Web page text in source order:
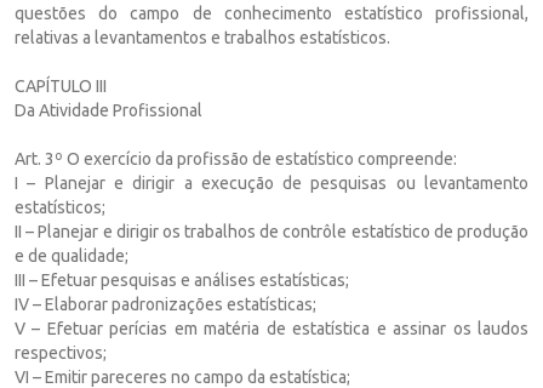
questões do campo de conhecimento estatístico profissional,
relativas a levantamentos e trabalhos estatísticos.
CAPÍTULO III
Da Atividade Profissional
Art. 3º O exercício da profissão de estatístico compreende:
I – Planejar e dirigir a execução de pesquisas ou levantamento
estatísticos;
II – Planejar e dirigir os trabalhos de contrôle estatístico de produção
e de qualidade;
III – Efetuar pesquisas e análises estatísticas;
IV – Elaborar padronizações estatísticas;
V – Efetuar perícias em matéria de estatística e assinar os laudos
respectivos;
VI – Emitir pareceres no campo da estatística;